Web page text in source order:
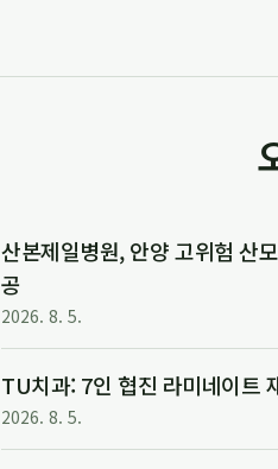
산본제일병원, 안양 고위험 산
공
2026. 8. 5.
TU치과: 7인 협진 라미네이트
2026. 8. 5.